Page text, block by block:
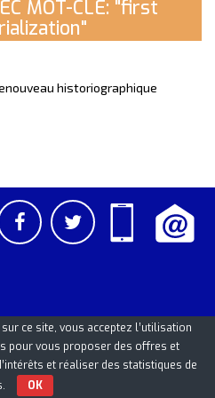
MOT-CLE: "first
historiographique
ce site, vous acceptez l’utilisation
pour vous proposer des offres et
et réaliser des statistiques de
OK